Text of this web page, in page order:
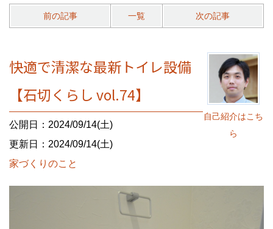
前の記事 一覧 次の記事
自己紹介はこち
ら
快適で清潔な最新トイレ設備
【石切くらし vol.74】
公開日：2024/09/14(土)
更新日：2024/09/14(土)
家づくりのこと